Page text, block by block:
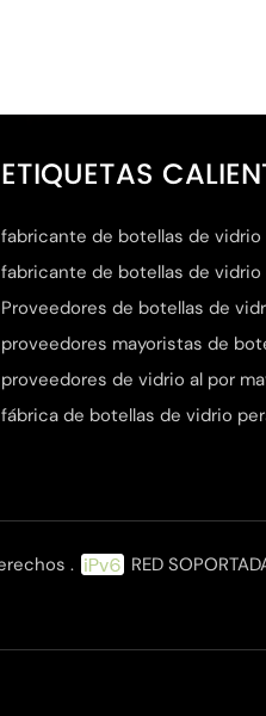
ETIQUETAS
fabricante de botellas de vidrio
fabricante de botellas de vidrio
Proveedores de botellas de
proveedores mayoristas de
proveedores de vidrio al por
fábrica de botellas de vidrio
. RED